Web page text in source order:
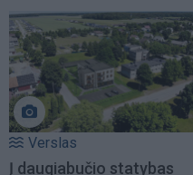
Verslas
Į daugiabučio statybas